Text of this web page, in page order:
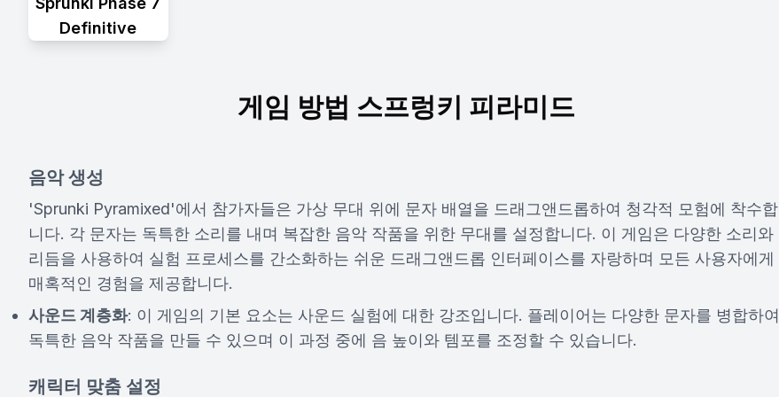
Definitive
게임 방법 스프렁키 피라미드
음악 생성
'Sprunki Pyramixed'에서 참가자들은 가상 무대 위에 문자 배열을 드래그앤드롭하여 청각적 모험에 착수합
니다. 각 문자는 독특한 소리를 내며 복잡한 음악 작품을 위한 무대를 설정합니다. 이 게임은 다양한 소리와
리듬을 사용하여 실험 프로세스를 간소화하는 쉬운 드래그앤드롭 인터페이스를 자랑하며 모든 사용자에게
매혹적인 경험을 제공합니다.
사운드 계층화: 이 게임의 기본 요소는 사운드 실험에 대한 강조입니다. 플레이어는 다양한 문자를 병합하여
독특한 음악 작품을 만들 수 있으며 이 과정 중에 음 높이와 템포를 조정할 수 있습니다.
캐릭터 맞춤 설정